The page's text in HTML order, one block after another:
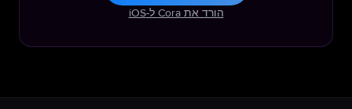
הורד את Cora ל-iOS